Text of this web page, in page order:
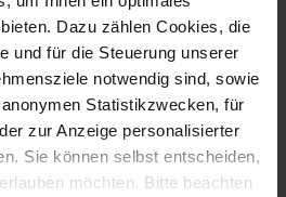
Dazu zählen Cookies, die
und für die Steuerung unserer
notwendig sind, sowie
Statistikzwecken, für
zur Anzeige personalisierter
Sie können selbst entscheiden,
möchten. Bitte beachten
21,5 Zoll
1x Audio - Eingang - 3.5 mm
, 1x DisplayPort
, 1x
VGA
, 3x USB 2 Typ-A
Mehr anzeigen
Nein